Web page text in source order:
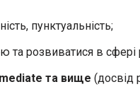
пунктуальність;
розвиватися в сфері
та вище (досвід